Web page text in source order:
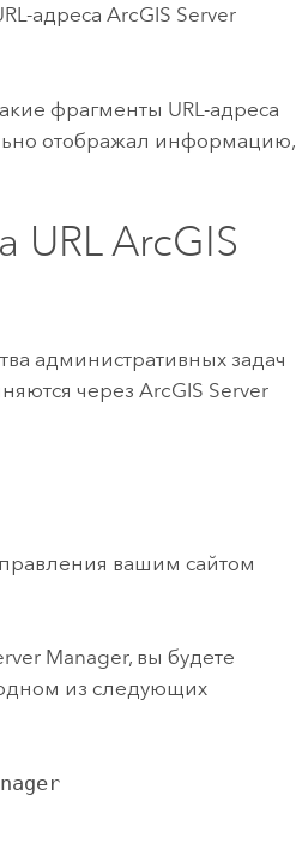
адресаArcGIS Server
фрагменты URL-адреса
отображал информацию,
URLArcGIS
административных задач
через ArcGIS Server
вашим сайтом
Manager, вы будете
из следующих